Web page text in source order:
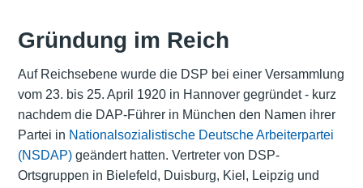
Gründung im Reich
Auf Reichsebene wurde die DSP bei einer Versammlung
vom 23. bis 25. April 1920 in Hannover gegründet - kurz
nachdem die DAP-Führer in München den Namen ihrer
Partei in Nationalsozialistische Deutsche Arbeiterpartei
(NSDAP)geändert hatten. Vertreter von DSP-
Ortsgruppen in Bielefeld, Duisburg, Kiel, Leipzig und